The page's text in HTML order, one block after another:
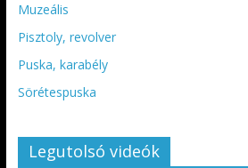
Muzeális
Pisztoly, revolver
Puska, karabély
Sörétespuska
Legutolsó videók